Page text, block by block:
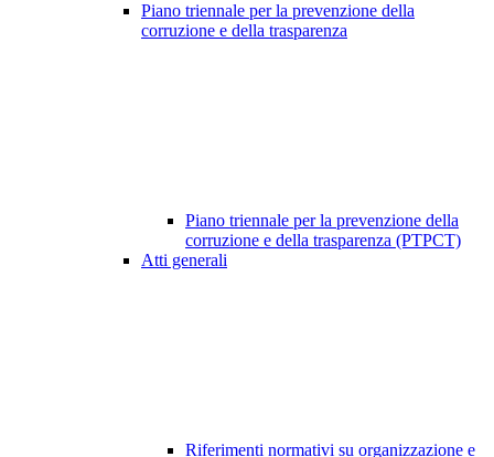
Piano triennale per la prevenzione della
corruzione e della trasparenza
Piano triennale per la prevenzione della
corruzione e della trasparenza (PTPCT)
Atti generali
Riferimenti normativi su organizzazione e